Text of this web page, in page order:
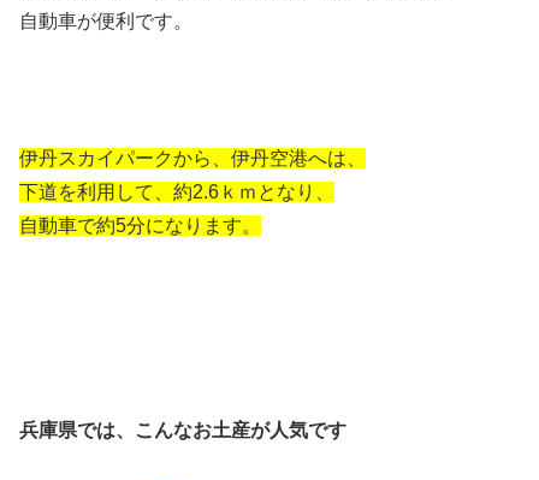
自動車が便利です。
伊丹スカイパークから、伊丹空港へは、
下道を利用して、約2.6ｋｍとなり、
自動車で約5分になります。
兵庫県では、こんなお土産が人気です